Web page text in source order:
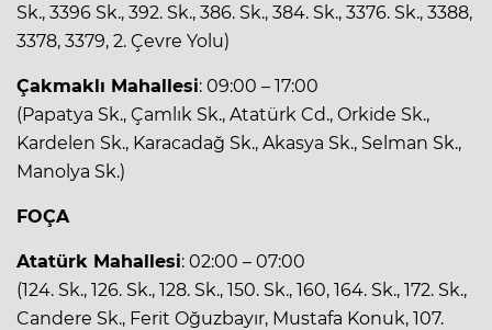
Sk., 3396 Sk., 392. Sk., 386. Sk., 384. Sk., 3376. Sk., 3388,
3378, 3379, 2. Çevre Yolu)
Çakmaklı Mahallesi: 09:00 – 17:00
(Papatya Sk., Çamlık Sk., Atatürk Cd., Orkide Sk.,
Kardelen Sk., Karacadağ Sk., Akasya Sk., Selman Sk.,
Manolya Sk.)
FOÇA
Atatürk Mahallesi: 02:00 – 07:00
(124. Sk., 126. Sk., 128. Sk., 150. Sk., 160, 164. Sk., 172. Sk.,
Candere Sk., Ferit Oğuzbayır, Mustafa Konuk, 107.